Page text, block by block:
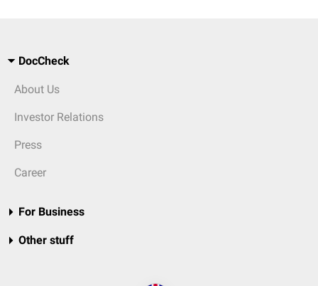
DocCheck
About Us
Investor Relations
Press
Career
For Business
Other stuff